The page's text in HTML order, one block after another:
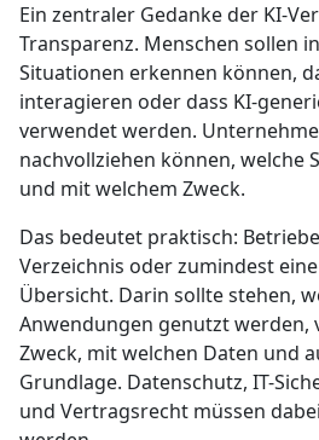
Ein zentraler Gedanke der KI-
Transparenz. Menschen sollen
Situationen erkennen können,
interagieren oder dass KI-
verwendet werden.
nachvollziehen können, welche
und mit welchem Zweck.
Das bedeutet praktisch:
Verzeichnis oder zumindest
Übersicht. Darin sollte stehen,
Anwendungen genutzt werden,
Zweck, mit welchen Daten und
Grundlage. Datenschutz, IT-
und Vertragsrecht müssen